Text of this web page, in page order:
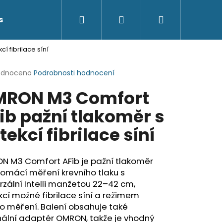
Přihlášení
fibrilace síní
Podrobnosti hodnocení
M3 Comfort
pažní tlakoměr s
fibrilace síní
M3 Comfort AFib je pažní tlakoměr
měření krevního tlaku s
Intelli manžetou 22–42 cm,
možné fibrilace síní a režimem
měření. Balení obsahuje také
adaptér OMRON, takže je vhodný